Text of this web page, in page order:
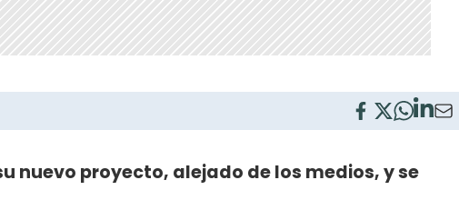
nuevo proyecto, alejado de los medios, y se